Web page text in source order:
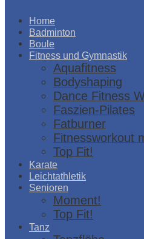
Home
Badminton
Boule
Fitness und Gymnastik
Aquafitness
Bodyshaping
Dance Fitness
Faszien-Pilates
Fatburner
Fitnessworkout
Top Fit!
Karate
Leichtathletik
Senioren
Moment!
Top Fit!
Tanz